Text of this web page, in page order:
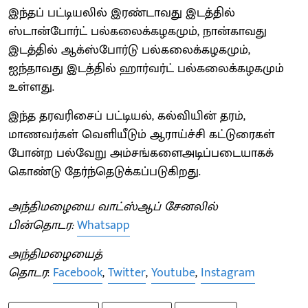
இந்தப் பட்டியலில் இரண்டாவது இடத்தில்
ஸ்டான்போர்ட் பல்கலைக்கழகமும், நான்காவது
இடத்தில் ஆக்ஸ்போர்டு பல்கலைக்கழகமும்,
ஐந்தாவது இடத்தில் ஹார்வர்ட் பல்கலைக்கழகமும்
உள்ளது.
இந்த தரவரிசைப் பட்டியல், கல்வியின் தரம்,
மாணவர்கள் வெளியீடும் ஆராய்ச்சி கட்டுரைகள்
போன்ற பல்வேறு அம்சங்களைஅடிப்படையாகக்
கொண்டு தேர்ந்தெடுக்கப்படுகிறது.
அந்திமழையை வாட்ஸ்ஆப் சேனலில்
பின்தொடர:Whatsapp
அந்திமழையைத்
தொடர: Facebook,Twitter,Youtube, Instagram